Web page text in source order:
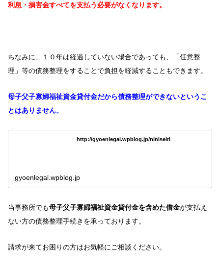
利息・損害金すべてを支払う必要がなくなります。
ちなみに、１０年は経過していない場合であっても、「任意整
理」等の債務整理をすることで負担を軽減することもできます。
母子父子寡婦福祉資金貸付金だから債務整理ができないというこ
とはありません。
http://gyoenlegal.wpblog.jp/niniseiri
gyoenlegal.wpblog.jp
当事務所でも母子父子寡婦福祉資金貸付金を含めた借金が支払え
ない方の債務整理手続きを承っております。
請求が来てお困りの方はお気軽にご相談ください。